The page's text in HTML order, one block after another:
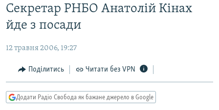
основного
матеріалу
до
навігації
Перейти
до
ВСЕ ЗА ДОБУ
ПОЛІТИКА
ЕКОНОМІКА
КУЛЬТУРА
ВІЙНА
РОСІЙСЬКА «ФІЛЬТРАЦІЯ»
КРИМ.РЕАЛІЇ
Секретар РНБО Анатолій Кінах
йде з посади
12 травня 2006, 19:27
Поділитись Читати без VPN
Додати Радіо Свобода як бажане джерело в Google